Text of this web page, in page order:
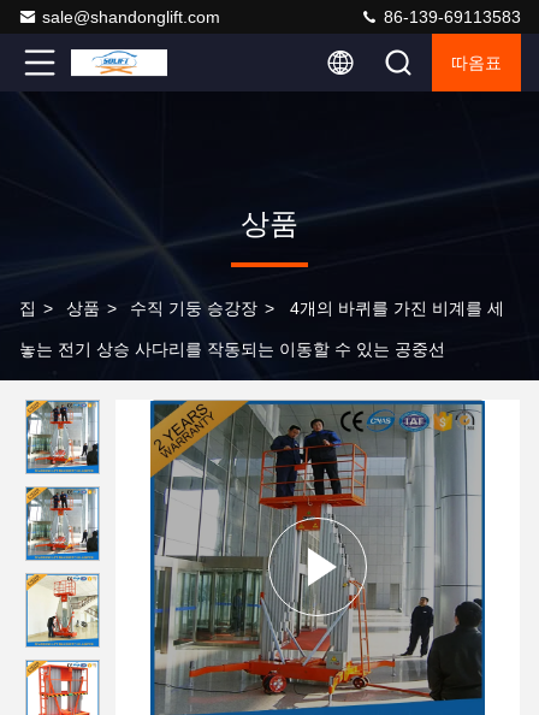
sale@shandonglift.com 86-139-69113583
따옴표
상품
집 > 상품 > 수직 기둥 승강장 > 4개의 바퀴를 가진 비계를 세
놓는 전기 상승 사다리를 작동되는 이동할 수 있는 공중선